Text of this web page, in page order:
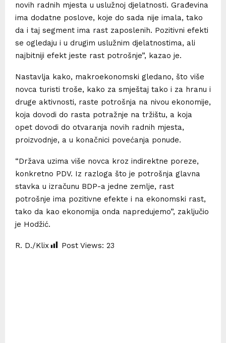
novih radnih mjesta u uslužnoj djelatnosti. Građevina
ima dodatne poslove, koje do sada nije imala, tako
da i taj segment ima rast zaposlenih. Pozitivni efekti
se ogledaju i u drugim uslužnim djelatnostima, ali
najbitniji efekt jeste rast potrošnje”, kazao je.
Nastavlja kako, makroekonomski gledano, što više
novca turisti troše, kako za smještaj tako i za hranu i
druge aktivnosti, raste potrošnja na nivou ekonomije,
koja dovodi do rasta potražnje na tržištu, a koja
opet dovodi do otvaranja novih radnih mjesta,
proizvodnje, a u konačnici povećanja ponude.
“Država uzima više novca kroz indirektne poreze,
konkretno PDV. Iz razloga što je potrošnja glavna
stavka u izračunu BDP-a jedne zemlje, rast
potrošnje ima pozitivne efekte i na ekonomski rast,
tako da kao ekonomija onda napredujemo”, zaključio
je Hodžić.
R. D./Klix Post Views: 23